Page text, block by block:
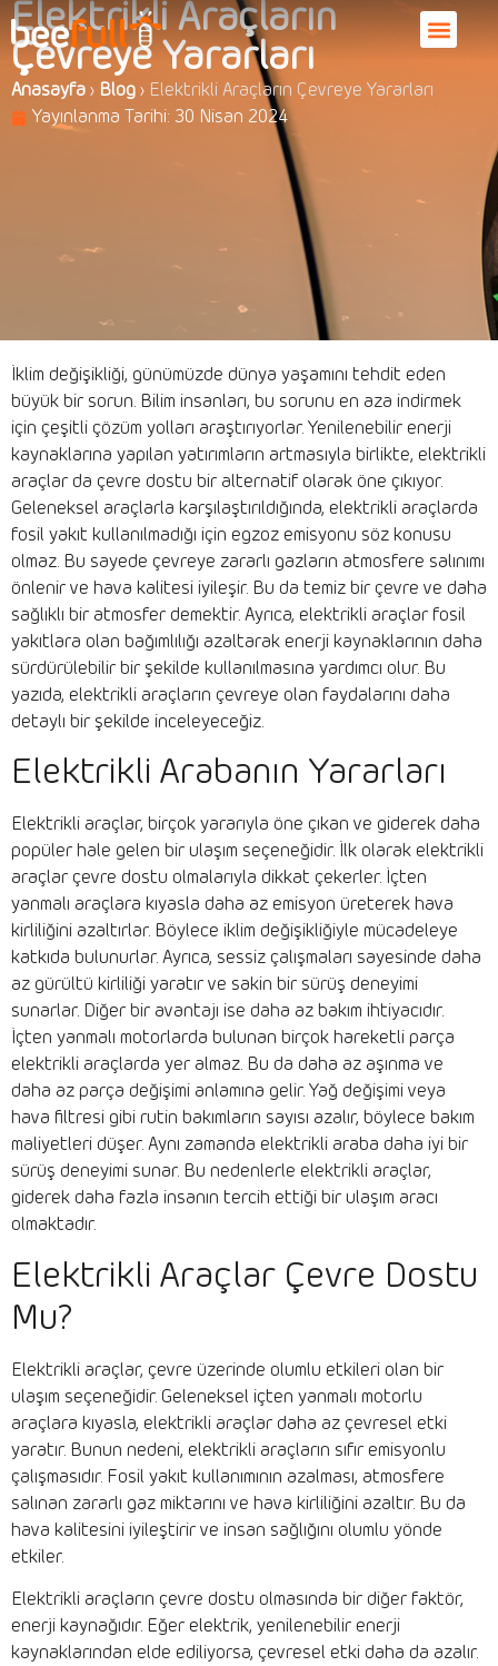
Elektrikli Araçların
Çevreye Yararları
Anasayfa › Blog › Elektrikli Araçların Çevreye Yararları
Yayınlanma Tarihi: 30 Nisan 2024
İklim değişikliği, günümüzde dünya yaşamını tehdit eden
büyük bir sorun. Bilim insanları, bu sorunu en aza indirmek
için çeşitli çözüm yolları araştırıyorlar. Yenilenebilir enerji
kaynaklarına yapılan yatırımların artmasıyla birlikte, elektrikli
araçlar da çevre dostu bir alternatif olarak öne çıkıyor.
Geleneksel araçlarla karşılaştırıldığında, elektrikli araçlarda
fosil yakıt kullanılmadığı için egzoz emisyonu söz konusu
olmaz. Bu sayede çevreye zararlı gazların atmosfere salınımı
önlenir ve hava kalitesi iyileşir. Bu da temiz bir çevre ve daha
sağlıklı bir atmosfer demektir. Ayrıca, elektrikli araçlar fosil
yakıtlara olan bağımlılığı azaltarak enerji kaynaklarının daha
sürdürülebilir bir şekilde kullanılmasına yardımcı olur. Bu
yazıda, elektrikli araçların çevreye olan faydalarını daha
detaylı bir şekilde inceleyeceğiz.
Elektrikli Arabanın Yararları
Elektrikli araçlar, birçok yararıyla öne çıkan ve giderek daha
popüler hale gelen bir ulaşım seçeneğidir. İlk olarak elektrikli
araçlar çevre dostu olmalarıyla dikkat çekerler. İçten
yanmalı araçlara kıyasla daha az emisyon üreterek hava
kirliliğini azaltırlar. Böylece iklim değişikliğiyle mücadeleye
katkıda bulunurlar. Ayrıca, sessiz çalışmaları sayesinde daha
az gürültü kirliliği yaratır ve sakin bir sürüş deneyimi
sunarlar. Diğer bir avantajı ise daha az bakım ihtiyacıdır.
İçten yanmalı motorlarda bulunan birçok hareketli parça
elektrikli araçlarda yer almaz. Bu da daha az aşınma ve
daha az parça değişimi anlamına gelir. Yağ değişimi veya
hava filtresi gibi rutin bakımların sayısı azalır, böylece bakım
maliyetleri düşer. Aynı zamanda elektrikli araba daha iyi bir
sürüş deneyimi sunar. Bu nedenlerle elektrikli araçlar,
giderek daha fazla insanın tercih ettiği bir ulaşım aracı
olmaktadır.
Elektrikli Araçlar Çevre Dostu
Mu?
Elektrikli araçlar, çevre üzerinde olumlu etkileri olan bir
ulaşım seçeneğidir. Geleneksel içten yanmalı motorlu
araçlara kıyasla, elektrikli araçlar daha az çevresel etki
yaratır. Bunun nedeni, elektrikli araçların sıfır emisyonlu
çalışmasıdır. Fosil yakıt kullanımının azalması, atmosfere
salınan zararlı gaz miktarını ve hava kirliliğini azaltır. Bu da
hava kalitesini iyileştirir ve insan sağlığını olumlu yönde
etkiler.
Elektrikli araçların çevre dostu olmasında bir diğer faktör,
enerji kaynağıdır. Eğer elektrik, yenilenebilir enerji
kaynaklarından elde ediliyorsa, çevresel etki daha da azalır.